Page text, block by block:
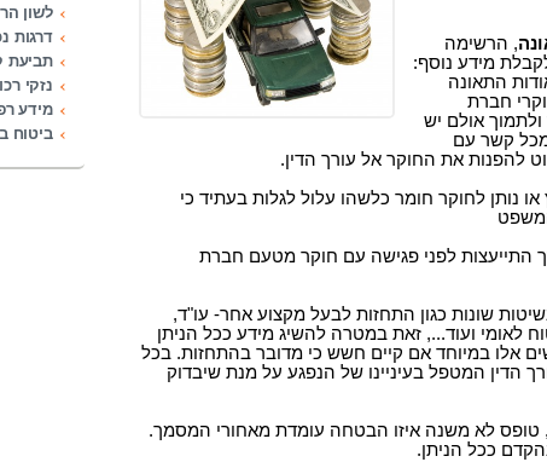
, הרשימה
מידע נוסף:
התאונה
חברת
ולתמוך אולם יש
מכל קשר עם
להפנות את החוקר אל עורך הדין.
נותן לחוקר חומר כלשהו עלול לגלות בעתיד כי
התייעצות לפני פגישה עם חוקר מטעם חברת
שונות כגון התחזות לבעל מקצוע אחר- עו"ד,
לאומי ועוד..., זאת במטרה להשיג מידע ככל הניתן
אלו במיוחד אם קיים חשש כי מדובר בהתחזות. בכל
הדין המטפל בעיניינו של הנפגע על מנת שיבדוק
לא משנה איזו הבטחה עומדת מאחורי המסמך.
ככל הניתן.
לשון
דרגות
תביעת
נזקי
מידע
ביטוח